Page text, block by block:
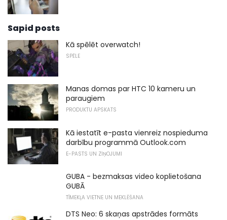
Sapid posts
Kā spēlēt overwatch!
SPĒLE
Manas domas par HTC 10 kameru un
paraugiem
PRODUKTU APSKATS
Kā iestatīt e-pasta vienreiz nospieduma
darbību programmā Outlook.com
E-PASTS UN ZIŅOJUMI
GUBA - bezmaksas video koplietošana
GUBĀ
TĪMEKĻA VIETNE UN MEKLĒŠANA
DTS Neo: 6 skaņas apstrādes formāts